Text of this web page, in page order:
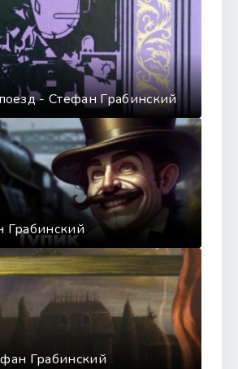
- Стефан Грабинский
Грабинский
Грабинский